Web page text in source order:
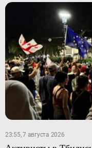
23:55, 7 августа 2026